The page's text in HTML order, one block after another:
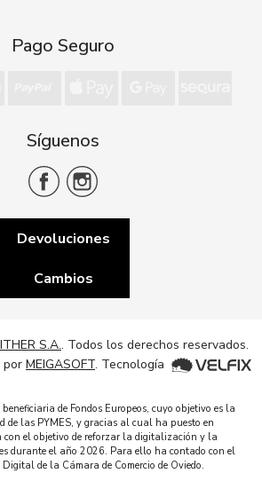
Pago Seguro
Síguenos
Devoluciones
Cambios
S.A.. Todos los derechos reservados.
por MEIGASOFT. Tecnología
de Fondos Europeos, cuyo objetivo es la
de las PYMES, y gracias al cual ha puesto en
con el objetivo de reforzar la digitalización y la
durante el año 2026. Para ello ha contado con el
de la Cámara de Comercio de Oviedo.